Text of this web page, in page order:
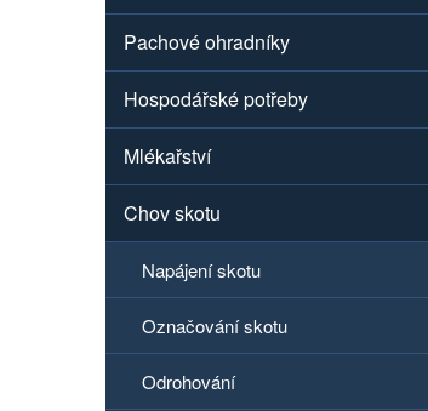
Pachové ohradníky
Hospodářské potřeby
Mlékařství
Chov skotu
Napájení skotu
Označování skotu
Odrohování